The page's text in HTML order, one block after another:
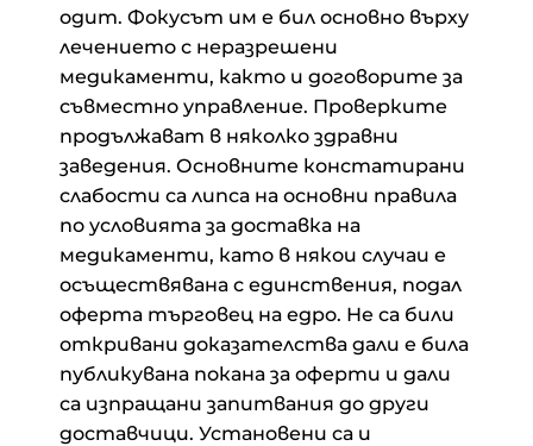
одит. Фокусът им е бил основно върху
лечението с неразрешени
медикаменти, както и договорите за
съвместно управление. Проверките
продължават в няколко здравни
заведения. Основните констатирани
слабости са липса на основни правила
по условията за доставка на
медикаменти, като в някои случаи е
осъществявана с единствения, подал
оферта търговец на едро. Не са били
откривани доказателства дали е била
публикувана покана за оферти и дали
са изпращани запитвания до други
доставчици. Установени са и